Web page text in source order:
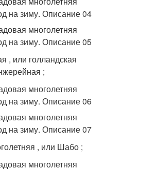
, или голландская
;
, или Шабо ;